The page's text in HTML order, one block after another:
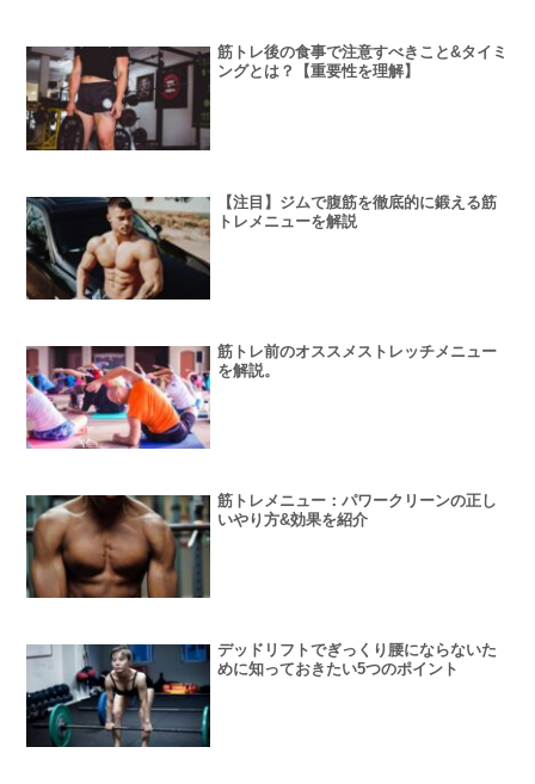
筋トレ後の食事で注意すべきこと&タイミ
ングとは？【重要性を理解】
【注目】ジムで腹筋を徹底的に鍛える筋
トレメニューを解説
筋トレ前のオススメストレッチメニュー
を解説。
筋トレメニュー：パワークリーンの正し
いやり方&効果を紹介
デッドリフトでぎっくり腰にならないた
めに知っておきたい5つのポイント